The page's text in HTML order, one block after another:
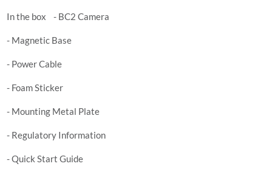
In the box - BC2 Camera
- Magnetic Base
- Power Cable
- Foam Sticker
- Mounting Metal Plate
- Regulatory Information
- Quick Start Guide